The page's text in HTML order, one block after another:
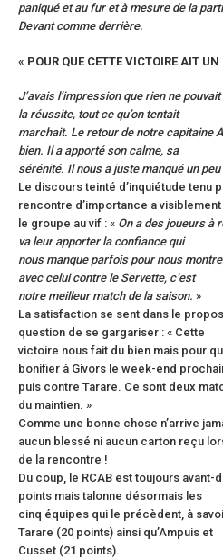
paniqué et au fur et à mesure de la
Devant comme derrière.
« POUR QUE CETTE VICTOIRE AIT
J’avais l’impression que rien ne
la réussite, tout ce qu’on tentait
marchait. Le retour de notre capitaine
bien. Il a apporté son calme, sa
sérénité. Il nous a juste manqué un
Le discours teinté d’inquiétude tenu
rencontre d’importance a
le groupe au vif : « On a des joueurs à
va leur apporter la confiance qui
nous manque parfois pour nous
avec celui contre le Servette, c’est
notre meilleur match de la saison. »
La satisfaction se sent dans le
question de se gargariser : « Cette
victoire nous fait du bien mais pour
bonifier à Givors le week-end
puis contre Tarare. Ce sont deux
du maintien. »
Comme une bonne chose n’arrive
aucun blessé ni aucun carton reçu
de la rencontre !
Du coup, le RCAB est toujours
points mais talonne désormais les
cinq équipes qui le précèdent, à
Tarare (20 points) ainsi qu’Ampuis et
Cusset (21 points).